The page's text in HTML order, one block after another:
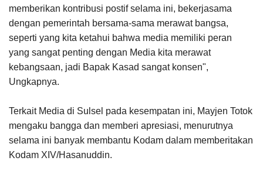
memberikan kontribusi postif selama ini, bekerjasama
dengan pemerintah bersama-sama merawat bangsa,
seperti yang kita ketahui bahwa media memiliki peran
yang sangat penting dengan Media kita merawat
kebangsaan, jadi Bapak Kasad sangat konsen",
Ungkapnya.
Terkait Media di Sulsel pada kesempatan ini, Mayjen Totok
mengaku bangga dan memberi apresiasi, menurutnya
selama ini banyak membantu Kodam dalam memberitakan
Kodam XIV/Hasanuddin.